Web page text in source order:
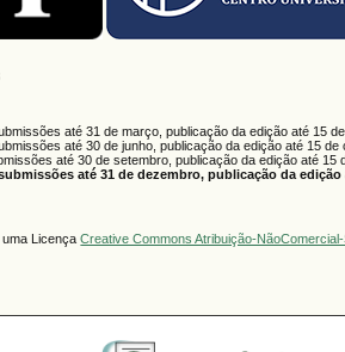
até 31 de março, publicação da edição até 15 de
até 30 de junho, publicação da edição até 15 de
até 30 de setembro, publicação da edição até 15
até 31 de dezembro, publicação da edição
uma LicençaCreative Commons Atribuição-